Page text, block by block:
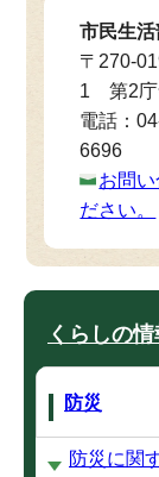
市民生
〒270-
1 第2庁
電話：
6696
お問
ださい。
くらしの情
防災
防災に関